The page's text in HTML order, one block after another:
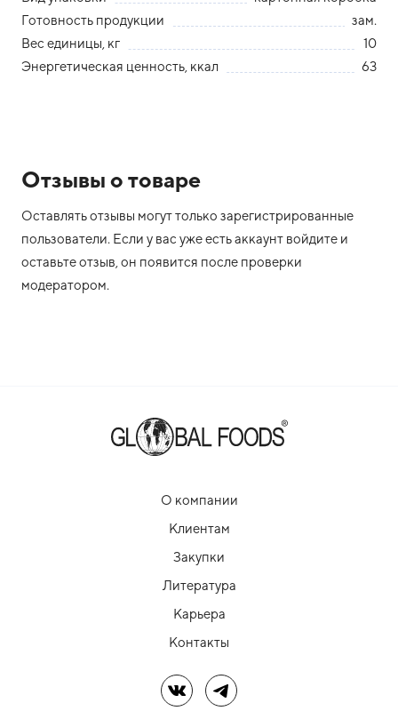
Готовность продукции
зам.
Вес единицы, кг
10
Энергетическая ценность, ккал
63
Отзывы о товаре
Оставлять отзывы могут только зарегистрированные
пользователи. Если у вас уже есть аккаунт войдите и
оставьте отзыв, он появится после проверки
модератором.
О компании
Клиентам
Закупки
Литература
Карьера
Контакты
Мы в ВКМы в Telegram